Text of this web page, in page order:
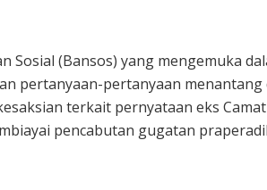
Sosial (Bansos) yang mengemuka
pertanyaan-pertanyaan
terkait pernyataan eks
pencabutan gugatan